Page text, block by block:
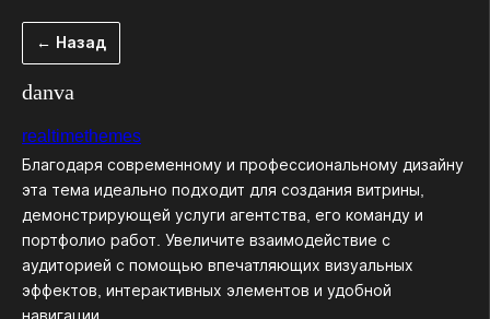
содержимому
← Назад
danva
realtimethemes
Благодаря современному и профессиональному дизайну
эта тема идеально подходит для создания витрины,
демонстрирующей услуги агентства, его команду и
портфолио работ. Увеличите взаимодействие с
аудиторией с помощью впечатляющих визуальных
эффектов, интерактивных элементов и удобной
навигации.